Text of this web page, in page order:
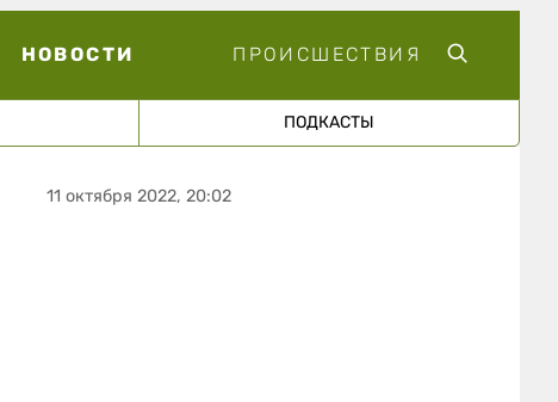
НОВОСТИ ПРОИСШЕСТВИЯ
ПОДКАСТЫ
11 октября 2022, 20:02